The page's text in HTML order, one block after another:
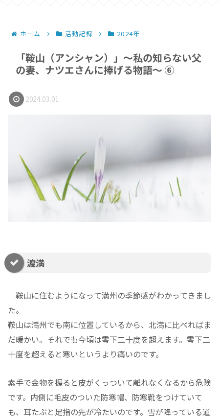
ホーム 活動記録 2024年
「鞍山（アンシャン）」～私の知らない父
の妻、ナツエさんに捧げる物語～ ⑥
2024.03.01
渡満
鞍山に住むようになって満州の季節感がわかってきまし
た。
鞍山は満州でも南に位置しているから、北満に比べればま
だ暖かい。それでも今頃は零下二十度を超えます。零下二
十度を超えると寒いというより痛いのです。
素手で金物を握ると皮がくっついて離れなくなるから危険
です。内側に毛皮のついた防寒帽、防寒靴をつけていて
も、耳たぶと足指の先が冷たいのです。雪が降っている道